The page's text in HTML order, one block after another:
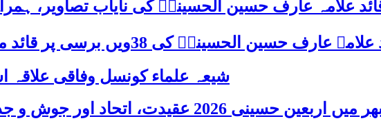
علامہ عارف حسین الحسینیؒ کی نایاب تصاویر،
الحسینیؒ کی 38ویں برسی پر قائد ملت جعفریہ پاکستان علامہ ساجد علی نقوی کا اہم پیغام
شیعہ علماء کونسل وفاقی
عقیدت، اتحاد اور جوش و جذبے کے ساتھ منایا گیا، لاکھوں عزادار جلوسوں میں شریک